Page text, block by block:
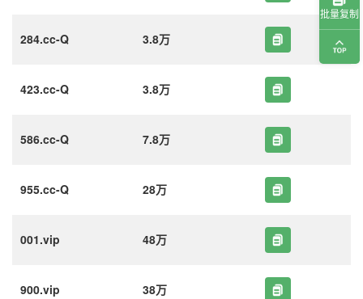
284.cc-Q 3.8万
423.cc-Q 3.8万
586.cc-Q 7.8万
955.cc-Q 28万
001.vip 48万
900.vip 38万
批量复制